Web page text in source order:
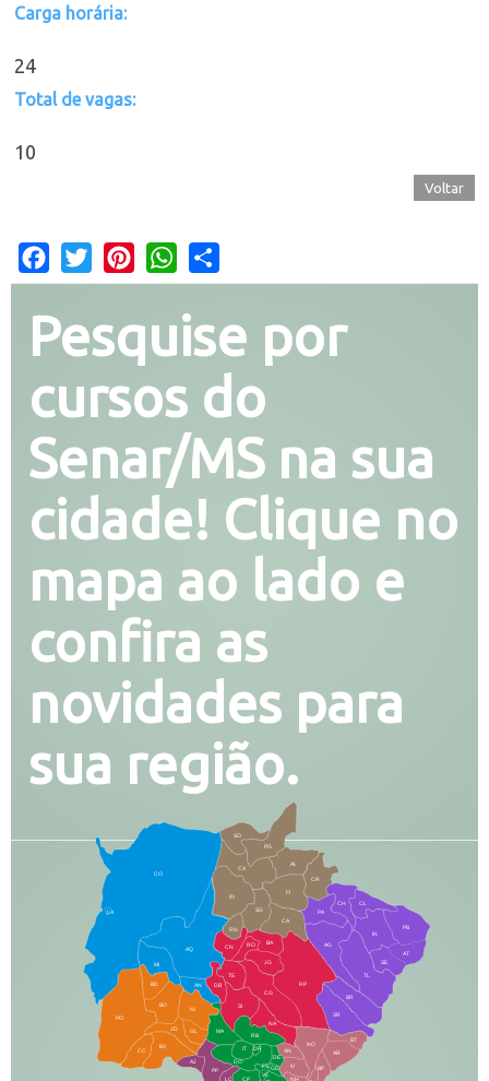
Carga horária:
24
Total de vagas:
10
Voltar
Facebook
Twitter PinterestWhatsApp
Pesquise por
cursos do
Senar/MS na sua
cidade! Clique no
mapa ao lado e
confira as
novidades para
sua região.
CO
AQ
MI
AN
CX
RI
AL
CR
FI
SG
BA
CA
PA
CH CL
PB
SE
TL
AG
BR
SR
BT
AR
RP
RO
JG
CG
SI
NA
NH
RB
MA
IT
DR
DO
CP
BD
BO
NI
JD
PO
BV
CC
PP
AJ
LC
DB
TE
IN
NO
BP
RN
CN
GL
AN
IV
FS
VC
GD
DE
AT
PG
SO
LA